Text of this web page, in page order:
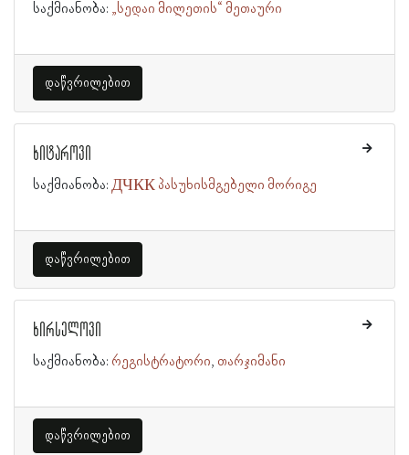
საქმიანობა: „სედაი მილეთის“ მეთაური
დაწვრილებით
ხიტაროვი
საქმიანობა: ДЧКК პასუხისმგებელი მორიგე
დაწვრილებით
ხირსელოვი
საქმიანობა: რეგისტრატორი თარჯიმანი
დაწვრილებით